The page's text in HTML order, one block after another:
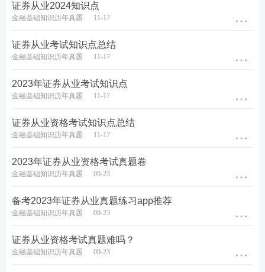
心动不如行动！赶紧下载233网校APP
一个拿证的就是你，证多多挣多多，冲冲冲！
如果你觉得证券考试内容学习有难度？那么不妨跟着
容，跟着老师的节奏来，逐步攻破难关！拿证快人一
零基础考生建议报名233网校证券课程班，跟着老师
证券从业2024知识点
金融基础知识历年真题 11-17
证券从业考试知识点总结
金融基础知识历年真题 11-17
2023年证券从业考试知识点
金融基础知识历年真题 11-17
证券从业资格考试知识点总结
金融基础知识历年真题 11-17
2023年证券从业资格考试真题卷
金融基础知识历年真题 09-23
备考2023年证券从业真题练习app推荐
金融基础知识历年真题 09-23
证券从业资格考试真题难吗？
金融基础知识历年真题 09-23